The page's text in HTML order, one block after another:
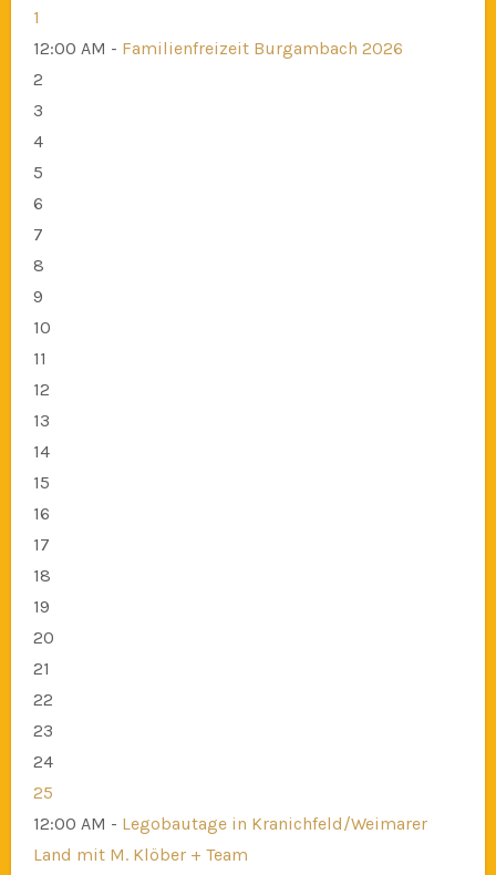
1
12:00 AM - Familienfreizeit Burgambach 2026
2
3
4
5
6
7
8
9
10
11
12
13
14
15
16
17
18
19
20
21
22
23
24
25
12:00 AM - Legobautage in Kranichfeld/Weimarer
Land mit M. Klöber + Team